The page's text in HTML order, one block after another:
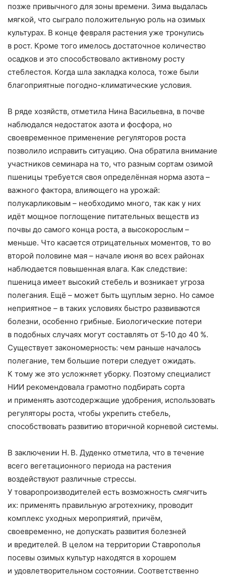
позже привычного для зоны времени. Зима выдалась
мягкой, что сыграло положительную роль на озимых
культурах. В конце февраля растения уже тронулись
в рост. Кроме того имелось достаточное количество
осадков и это способствовало активному росту
стеблестоя. Когда шла закладка колоса, тоже были
благоприятные погодно-климатические условия.
В ряде хозяйств, отметила Нина Васильевна, в почве
наблюдался недостаток азота и фосфора, но
своевременное применение регуляторов роста
позволило исправить ситуацию. Она обратила внимание
участников семинара на то, что разным сортам озимой
пшеницы требуется своя определённая норма азота –
важного фактора, влияющего на урожай:
полукарликовым – необходимо много, так как у них
идёт мощное поглощение питательных веществ из
почвы до самого конца роста, а высокорослым –
меньше. Что касается отрицательных моментов, то во
второй половине мая – начале июня во всех районах
наблюдается повышенная влага. Как следствие:
пшеница имеет высокий стебель и возникает угроза
полегания. Ещё – может быть щуплым зерно. Но самое
неприятное – в таких условиях быстро развиваются
болезни, особенно грибные. Биологические потери
в подобных случаях могут составлять от 5‑10 до 40 %.
Существует закономерность: чем раньше началось
полегание, тем большие потери следует ожидать.
К тому же это усложняет уборку. Поэтому специалист
НИИ рекомендовала грамотно подбирать сорта
и применять азотсодержащие удобрения, использовать
регуляторы роста, чтобы укрепить стебель,
способствовать развитию вторичной корневой системы.
В заключении Н. В. Дуденко отметила, что в течение
всего вегетационного периода на растения
воздействуют различные стрессы.
У товаропроизводителей есть возможность смягчить
их: применять правильную агротехнику, проводит
комплекс уходных мероприятий, причём,
своевременно, не допускать развития болезней
и вредителей. В целом на территории Ставрополья
посевы озимых культур находятся в хорошем
и удовлетворительном состоянии. Соответственно